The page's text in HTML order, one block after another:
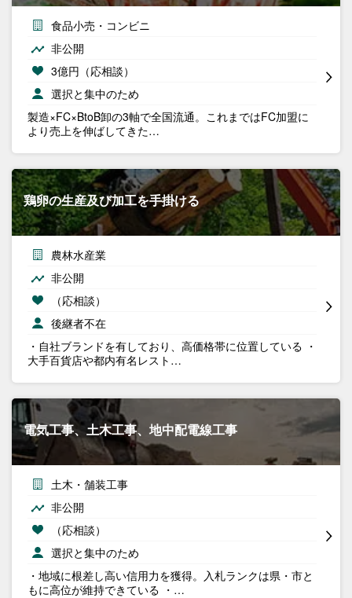
食品小売・コンビニ
非公開
3億円（応相談）
選択と集中のため
製造×FC×BtoB卸の3軸で全国流通。これまではFC加盟に
より売上を伸ばしてきた…
鶏卵の生産及び加工を手掛ける
農林水産業
非公開
（応相談）
後継者不在
・自社ブランドを有しており、高価格帯に位置している ・
大手百貨店や都内有名レスト…
電気工事、土木工事、地中配電線工事
土木・舗装工事
非公開
（応相談）
選択と集中のため
・地域に根差し高い信用力を獲得。入札ランクは県・市と
もに高位が維持できている ・…